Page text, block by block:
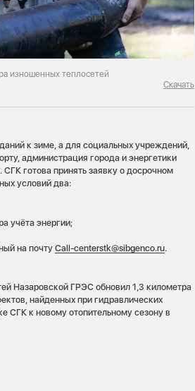
изношенных теплосетей
Скачать
к зиме, а для социальных учреждений,
администрация города и энергетики
готова принять заявку о досрочном
условий два:
учёта энергии;
на почтуCall-centerstk@sibgenco.ru.
Назаровской ГРЭС обновил 1,3 километра
найденных при гидравлических
СГК к новому отопительному сезону в